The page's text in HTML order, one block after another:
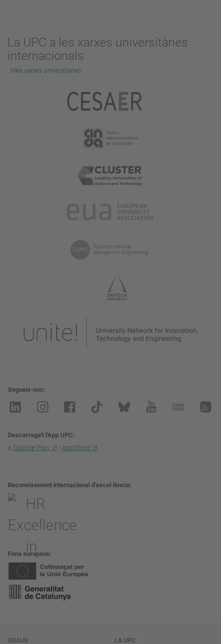
La UPC a les xarxes universitàries
internacionals
Més xarxes universitàries
Segueix-nos
Descarrega't l'App UPC
a Google Play i AppStore
Reconeixement internacional d’excel·lència
Fons europeus
GRAUS
LA UPC